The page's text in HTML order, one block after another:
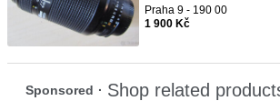
Praha 9 - 190 00
1 900 Kč